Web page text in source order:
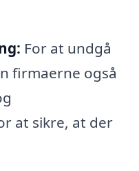
For at undgå
firmaerne også
at sikre, at der